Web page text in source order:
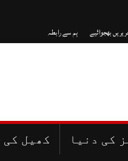
بھجوائیے ہم سے رابطہ
کی دنیا کھیل کی